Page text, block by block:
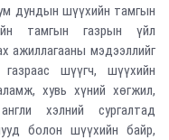
дундын шүүхийн тамгын
тамгын газрын үйл
ажиллагааны мэдээллийг
шүүгч, шүүхийн
хувь хүний хөгжил,
хэлний сургалтад
болон шүүхийн байр,